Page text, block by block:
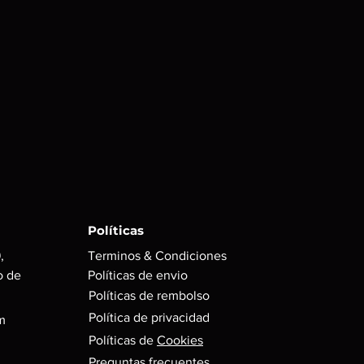
de
Políticas
Terminos & Condiciones
Políticas de envio
Políticas de rembolso
Política de privacidad
Políticas de Cookies